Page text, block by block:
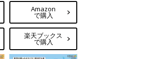
Amazon
で購入
楽天ブックス
で購入